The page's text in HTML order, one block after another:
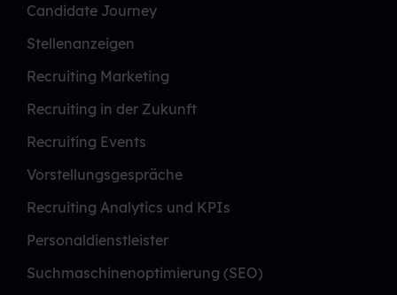
Candidate Journey
Stellenanzeigen
Recruiting Marketing
Recruiting in der Zukunft
Recruiting Events
Vorstellungsgespräche
Recruiting Analytics und KPIs
Personaldienstleister
Suchmaschinenoptimierung (SEO)